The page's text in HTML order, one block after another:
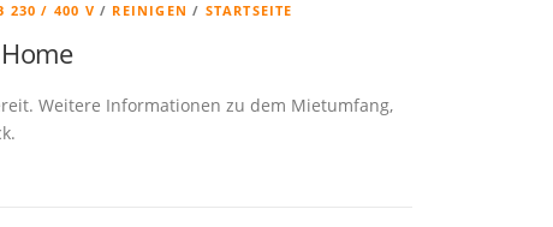
230 / 400 V / REINIGEN / STARTSEITE
Weitere Informationen zu dem Mietumfang,